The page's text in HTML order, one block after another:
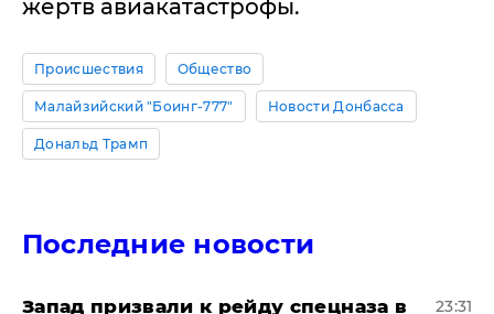
жертв авиакатастрофы.
Происшествия Общество
Малайзийский "Боинг-777" Новости Донбасса
Дональд Трамп
Последние новости
Запад призвали к рейду спецназа в
23:31